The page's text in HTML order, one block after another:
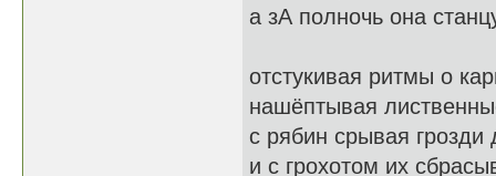
а зА полночь она
отстукивая ритмы о
нашёптывая
с рябин срывая грозди
и с грохотом их